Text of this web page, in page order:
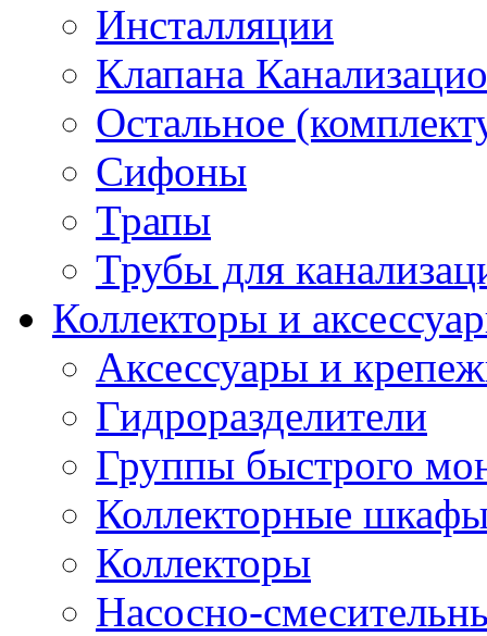
Инсталляции
Клапана
Остальное
Сифоны
Трапы
Трубы для
Коллекторы и
Аксессуары и
Гидроразделители
Группы быстрого
Коллекторные
Коллекторы
Насосно-